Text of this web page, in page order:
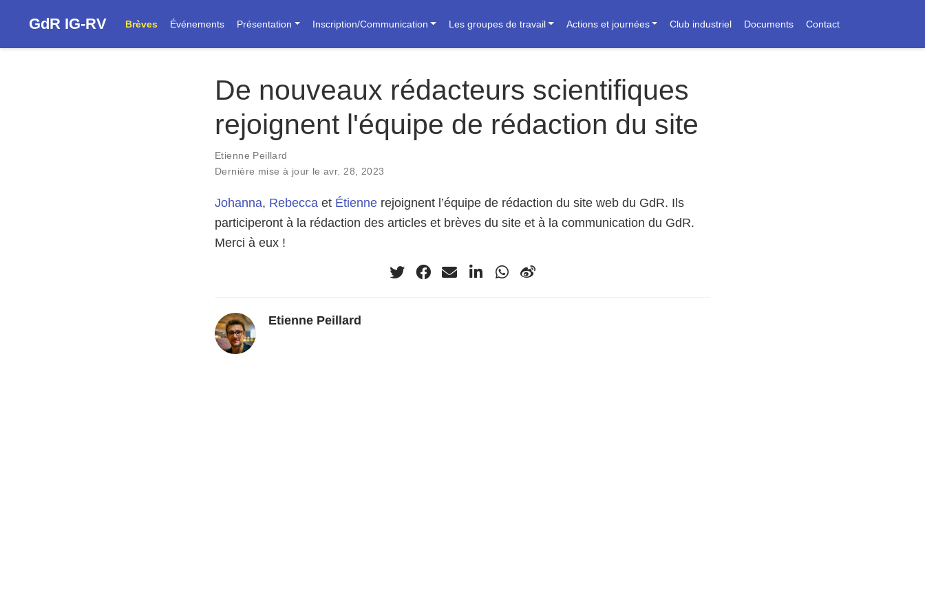
GdR IG-RV Brèves Événements Présentation Inscription/Communication Les groupes de travail Actions et journées Club industriel Documents Contact
De nouveaux rédacteurs scientifiques
rejoignent l'équipe de rédaction du site
Etienne Peillard
Dernière mise à jour le avr. 28, 2023
Johanna, Rebecca et Étienne rejoignent l’équipe de rédaction du site web du GdR. Ils
participeront à la rédaction des articles et brèves du site et à la communication du GdR.
Merci à eux !
Etienne Peillard